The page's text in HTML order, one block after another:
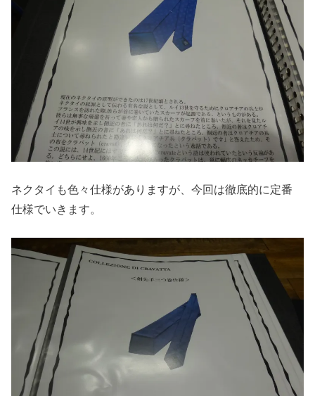
ネクタイも色々仕様がありますが、今回は徹底的に定番
仕様でいきます。